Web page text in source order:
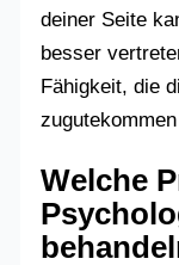
deiner Seite
besser
Fähigkeit, die
Welche